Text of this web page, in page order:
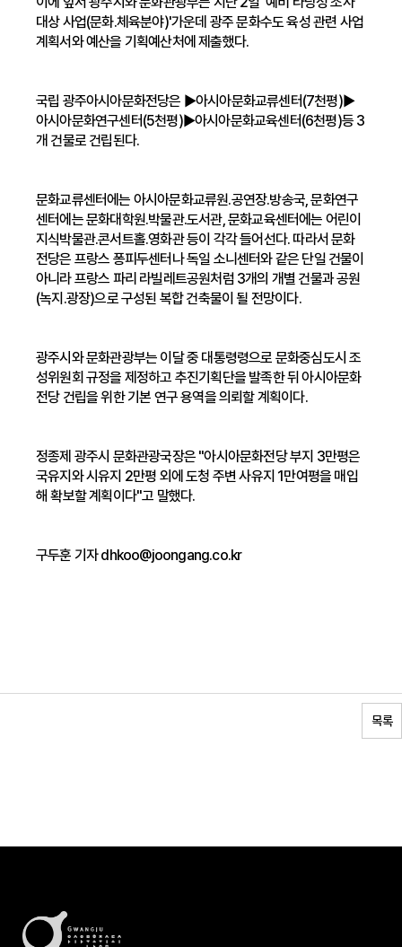
대상 사업(문화.체육분야)'가운데 광주 문화수도 육성 관련 사업
계획서와 예산을 기획예산처에 제출했다.
국립 광주아시아문화전당은 ▶아시아문화교류센터(7천평)▶
아시아문화연구센터(5천평)▶아시아문화교육센터(6천평)등 3
개 건물로 건립된다.
문화교류센터에는 아시아문화교류원.공연장.방송국, 문화연구
센터에는 문화대학원.박물관.도서관, 문화교육센터에는 어린이
지식박물관.콘서트홀.영화관 등이 각각 들어선다. 따라서 문화
전당은 프랑스 퐁피두센터나 독일 소니센터와 같은 단일 건물이
아니라 프랑스 파리 라빌레트공원처럼 3개의 개별 건물과 공원
(녹지.광장)으로 구성된 복합 건축물이 될 전망이다.
광주시와 문화관광부는 이달 중 대통령령으로 문화중심도시 조
성위원회 규정을 제정하고 추진기획단을 발족한 뒤 아시아문화
전당 건립을 위한 기본 연구 용역을 의뢰할 계획이다.
정종제 광주시 문화관광국장은 "아시아문화전당 부지 3만평은
국유지와 시유지 2만평 외에 도청 주변 사유지 1만여평을 매입
해 확보할 계획이다"고 말했다.
구두훈 기자 dhkoo@joongang.co.kr
목록